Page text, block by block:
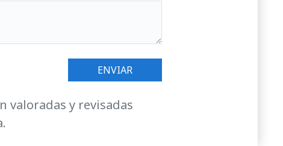
valoradas y revisadas